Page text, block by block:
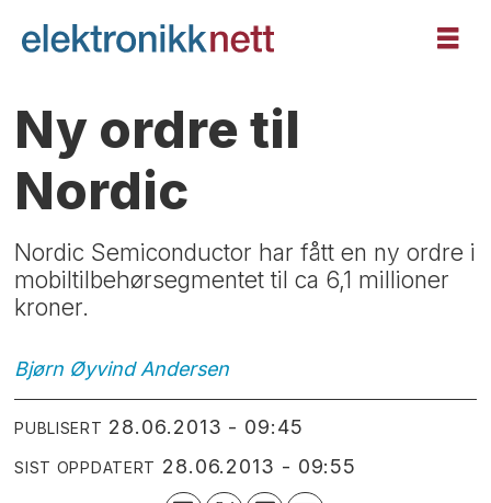
Ny ordre til
Nordic
Nordic Semiconductor har fått en ny ordre i
mobiltilbehørsegmentet til ca 6,1 millioner
kroner.
Bjørn Øyvind Andersen
PUBLISERT 28.06.2013 - 09:45
SIST OPPDATERT 28.06.2013 - 09:55